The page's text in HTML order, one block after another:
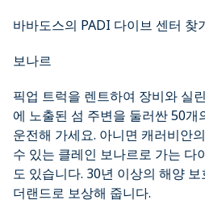
바바도스의 PADI 다이브 센터 찾
보나르
픽업 트럭을 렌트하여 장비와 실
에 노출된 섬 주변을 둘러싼 50개
운전해 가세요. 아니면 캐러비안
수 있는 클레인 보나르로 가는 다
도 있습니다. 30년 이상의 해양
더랜드로 보상해 줍니다.